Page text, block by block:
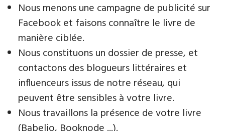
Nous menons une campagne de publicité sur
Facebook et faisons connaître le livre de
manière ciblée.
Nous constituons un dossier de presse, et
contactons des blogueurs littéraires et
influenceurs issus de notre réseau, qui
peuvent être sensibles à votre livre.
Nous travaillons la présence de votre livre